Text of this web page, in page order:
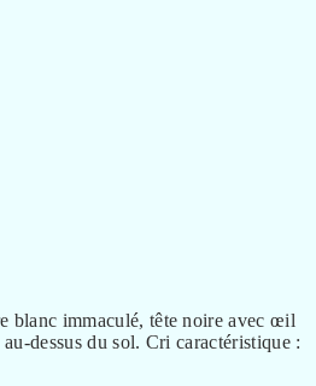
blanc immaculé, tête noire avec œil
dessus du sol. Cri caractéristique :